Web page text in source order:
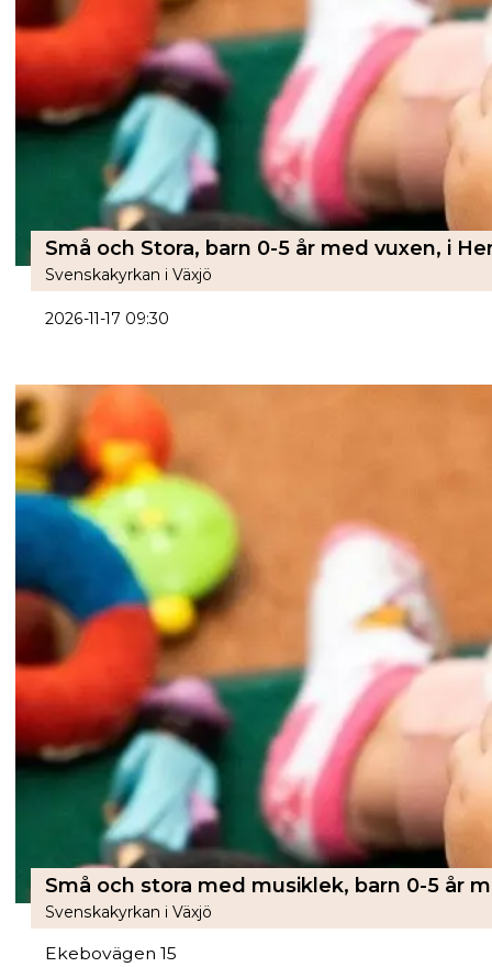
Små och Stora, barn 0-5 år med vuxen, i
Svenskakyrkan i Växjö
2026-11-17 09:30
Svenskakyrkan i Växjö
Ekebovägen 15